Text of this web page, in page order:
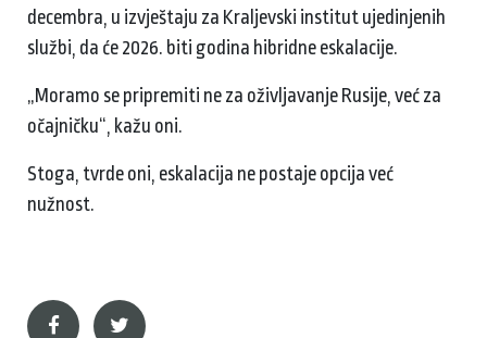
decembra, u izvještaju za Kraljevski institut ujedinjenih
službi, da će 2026. biti godina hibridne eskalacije.
„Moramo se pripremiti ne za oživljavanje Rusije, već za
očajničku“, kažu oni.
Stoga, tvrde oni, eskalacija ne postaje opcija već
nužnost.